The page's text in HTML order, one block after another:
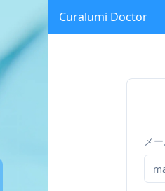
Curalumi Doctor
メ